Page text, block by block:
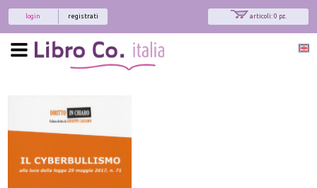
articoli: 0 pz.
registrati
login